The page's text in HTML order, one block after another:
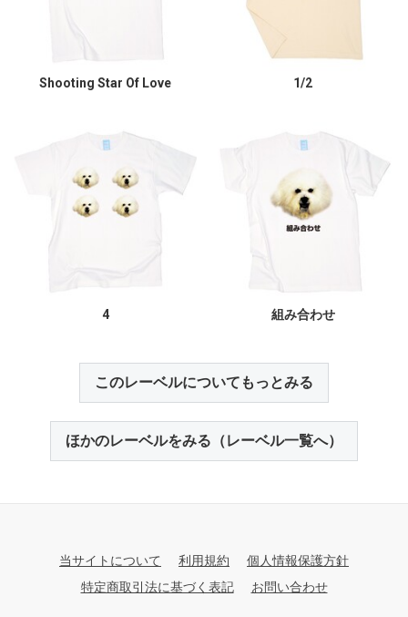
Shooting Star Of Love 1/2
4 組み合わせ
このレーベルについてもっとみる
ほかのレーベルをみる（レーベル一覧へ）
当サイトについて 利用規約
個人情報保護方針
特定商取引法に基づく表記
お問い合わせ